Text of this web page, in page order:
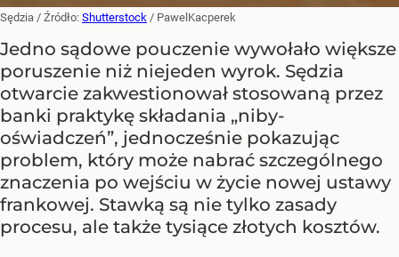
Sędzia / Źródło: Shutterstock / PawelKacperek
Jedno sądowe pouczenie wywołało większe
poruszenie niż niejeden wyrok. Sędzia
otwarcie zakwestionował stosowaną przez
banki praktykę składania „niby-
oświadczeń”, jednocześnie pokazując
problem, który może nabrać szczególnego
znaczenia po wejściu w życie nowej ustawy
frankowej. Stawką są nie tylko zasady
procesu, ale także tysiące złotych kosztów.